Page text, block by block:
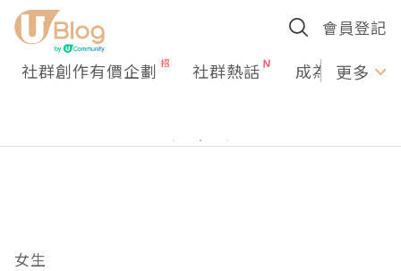
會員登記
社群創作有價企劃 社群熱話 成為U更多
女生